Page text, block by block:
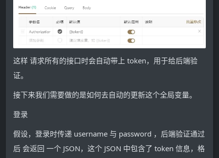
这样 请求所有的接口时会自动带上 token，用于给后端验
证。
接下来我们需要做的是如何去自动的更新这个全局变量。
登录
假设，登录时传递 username 与 password ，后端验证通过
后 会返回 一个 JSON，这个 JSON 中包含了 token 信息，格